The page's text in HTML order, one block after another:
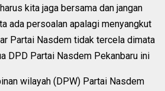
kita jaga bersama dan jangan
ada persoalan apalagi menyangkut
Partai Nasdem tidak tercela dimata
DPD Partai Nasdem Pekanbaru ini
wilayah (DPW) Partai Nasdem